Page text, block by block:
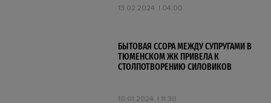
13.02.2024 04:00
БЫТОВАЯ ССОРА МЕЖДУ СУПРУГАМИ В
ТЮМЕНСКОМ ЖК ПРИВЕЛА К
СТОЛПОТВОРЕНИЮ СИЛОВИКОВ
10.01.2024 11:30